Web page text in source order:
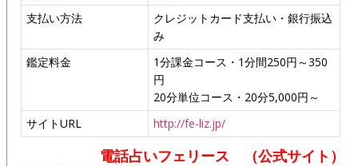
支払い方法
クレジットカード支払い・銀行振込
み
鑑定料金
1分課金コース・1分間250円～350
円
20分単位コース・20分5,000円～
サイトURL
http://fe-liz.jp/
電話占いフェリース （公式サイト）